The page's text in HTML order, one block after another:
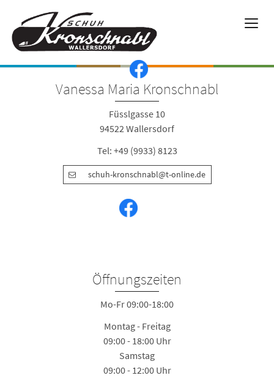
Vanessa Maria Kronschnabl
Füsslgasse 10
94522 Wallersdorf
Tel: +49 (9933) 8123
schuh-kronschnabl@t-online.de
Öffnungszeiten
Mo-Fr 09:00-18:00
Montag - Freitag
09:00 - 18:00 Uhr
Samstag
09:00 - 12:00 Uhr